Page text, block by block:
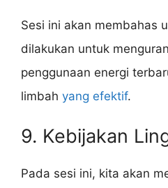
Sesi ini akan membahas
dilakukan untuk
penggunaan energi
limbah yang efektif.
9. Kebijakan
Pada sesi ini, kita akan